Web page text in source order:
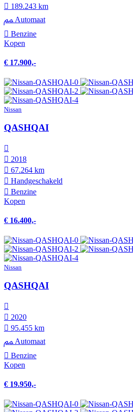
189.243 km
Automaat
Benzine
Kopen
€ 17.900,-
Nissan
QASHQAI
2018
67.264 km
Hand­geschakeld
Benzine
Kopen
€ 16.400,-
Nissan
QASHQAI
2020
95.455 km
Automaat
Benzine
Kopen
€ 19.950,-